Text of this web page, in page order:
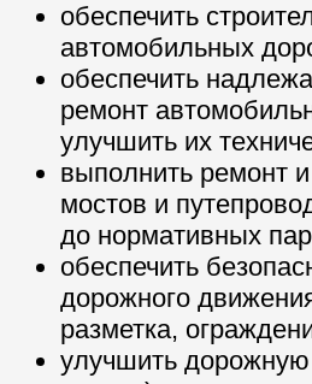
обеспечить
автомобильных
обеспечить
ремонт
улучшить их
выполнить ремонт
мостов и
до нормативных
обеспечить
дорожного
разметка,
улучшить